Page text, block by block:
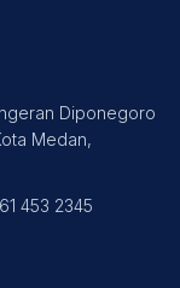
Diponegoro
Medan,
453 2345